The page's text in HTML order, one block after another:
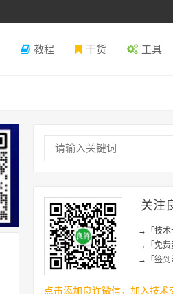
教程 干货 工具
关注
→「技术
→「免费
→「签到
点击添加良许微信，加入技术